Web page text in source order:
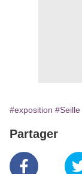
#exposition #Seille
Partager